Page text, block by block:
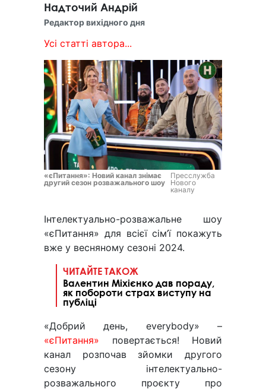
Надточий Андрій
Редактор вихідного дня
Усі статті автора...
«єПитання»: Новий канал знімає
другий сезон розважального шоу
Пресслужба
Нового
каналу
Інтелектуально-розважальне шоу
«єПитання» для всієї сім’ї покажуть
вже у весняному сезоні 2024.
ЧИТАЙТЕ ТАКОЖ
Валентин Міхієнко дав пораду,
як побороти страх виступу на
публіці
«Добрий день, everybody» –
«єПитання» повертається! Новий
канал розпочав зйомки другого
сезону інтелектуально-
розважального проєкту про